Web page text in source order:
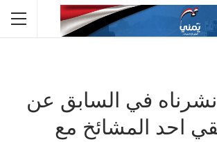
نشرناه في السابق عن
احد المشائخ مع